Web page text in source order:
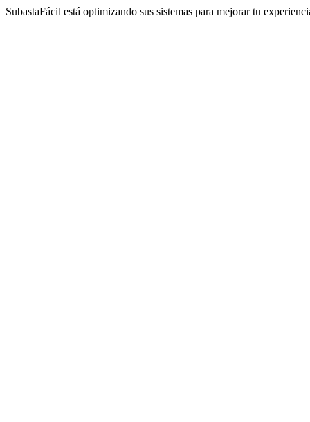
SubastaFácil está optimizando sus sistemas para mejorar tu